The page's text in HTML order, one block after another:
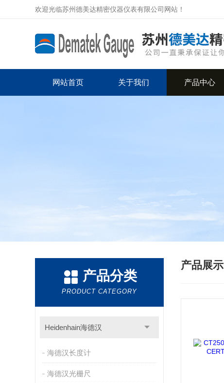
欢迎光临苏州德美达精密仪器仪表有限公司网站！
网站首页 关于我们 产品中心
产品分类
PRODUCT CATEGORY
Heidenhain海德汉
海德汉长度计
海德汉光栅尺
产品展示